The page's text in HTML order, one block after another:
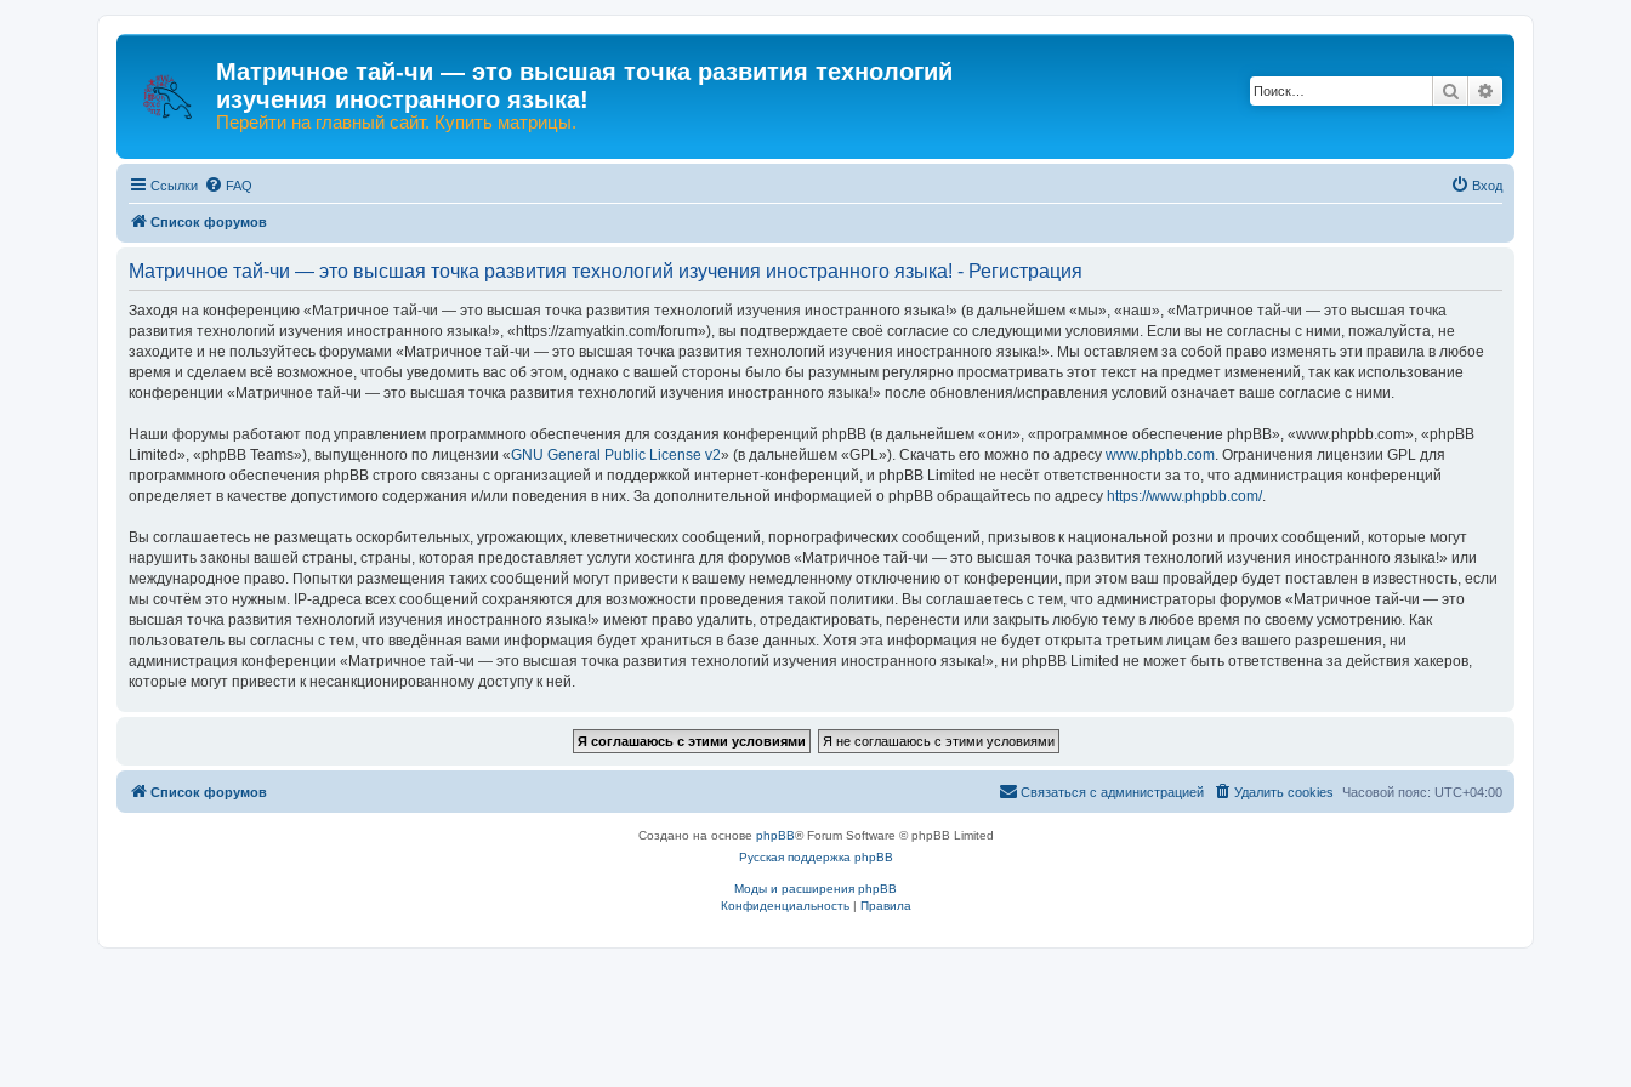
Матричное тай-чи — это высшая точка развития технологий
изучения иностранного языка!
Перейти на главный сайт. Купить матрицы.
Поиск
Ссылки FAQ Вход
Список форумов
Матричное тай-чи — это высшая точка развития технологий изучения иностранного языка! - Регистрация
Заходя на конференцию «Матричное тай-чи — это высшая точка развития технологий изучения иностранного языка!» (в дальнейшем «мы», «наш», «Матричное тай-чи — это высшая точка
развития технологий изучения иностранного языка!», «https://zamyatkin.com/forum»), вы подтверждаете своё согласие со следующими условиями. Если вы не согласны с ними, пожалуйста, не
заходите и не пользуйтесь форумами «Матричное тай-чи — это высшая точка развития технологий изучения иностранного языка!». Мы оставляем за собой право изменять эти правила в любое
время и сделаем всё возможное, чтобы уведомить вас об этом, однако с вашей стороны было бы разумным регулярно просматривать этот текст на предмет изменений, так как использование
конференции «Матричное тай-чи — это высшая точка развития технологий изучения иностранного языка!» после обновления/исправления условий означает ваше согласие с ними.
Наши форумы работают под управлением программного обеспечения для создания конференций phpBB (в дальнейшем «они», «программное обеспечение phpBB», «www.phpbb.com», «phpBB
Limited», «phpBB Teams»), выпущенного по лицензии «GNU General Public License v2» (в дальнейшем «GPL»). Скачать его можно по адресу www.phpbb.com . Ограничения лицензии GPL для
программного обеспечения phpBB строго связаны с организацией и поддержкой интернет-конференций, и phpBB Limited не несёт ответственности за то, что администрация конференций
определяет в качестве допустимого содержания и/или поведения в них. За дополнительной информацией о phpBB обращайтесь по адресу https://www.phpbb.com/.
Вы соглашаетесь не размещать оскорбительных, угрожающих, клеветнических сообщений, порнографических сообщений, призывов к национальной розни и прочих сообщений, которые могут
нарушить законы вашей страны, страны, которая предоставляет услуги хостинга для форумов «Матричное тай-чи — это высшая точка развития технологий изучения иностранного языка!» или
международное право. Попытки размещения таких сообщений могут привести к вашему немедленному отключению от конференции, при этом ваш провайдер будет поставлен в известность, если
мы сочтём это нужным. IP-адреса всех сообщений сохраняются для возможности проведения такой политики. Вы соглашаетесь с тем, что администраторы форумов «Матричное тай-чи — это
высшая точка развития технологий изучения иностранного языка!» имеют право удалить, отредактировать, перенести или закрыть любую тему в любое время по своему усмотрению. Как
пользователь вы согласны с тем, что введённая вами информация будет храниться в базе данных. Хотя эта информация не будет открыта третьим лицам без вашего разрешения, ни
администрация конференции «Матричное тай-чи — это высшая точка развития технологий изучения иностранного языка!», ни phpBB Limited не может быть ответственна за действия хакеров,
которые могут привести к несанкционированному доступу к ней.
Список форумов Часовой пояс: UTC+04:00
Удалить cookies
Связаться с администрацией
Создано на основе phpBB® Forum Software © phpBB Limited
Русская поддержка phpBB
Моды и расширения phpBB
Конфиденциальность| Правила